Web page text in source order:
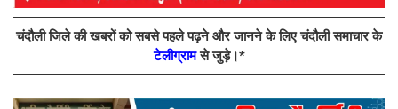
चंदौली जिले की खबरों को सबसे पहले पढ़ने और जानने के लिए चंदौली समाचार के
टेलीग्रामसे जुड़े।*